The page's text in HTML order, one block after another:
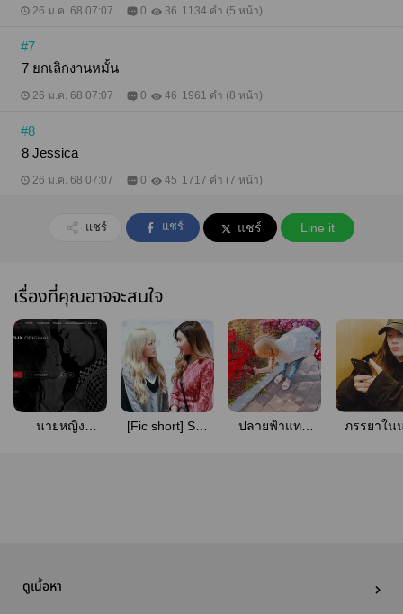
26 ม.ค. 68 07:07 0 36 1134 คำ (5 หน้า)
#7
7 ยกเลิกงานหมั้น
26 ม.ค. 68 07:07 0 46 1961 คำ (8 หน้า)
#8
8 Jessica
26 ม.ค. 68 07:07 0 45 1717 คำ (7 หน้า)
แชร์ แชร์ แชร์ Line it
เรื่องที่คุณอาจจะสนใจ
นายหญิง
[Fic short] Sex
ปลายฟ้าแทน
ภรรยาใน
ดูเนื้อหา